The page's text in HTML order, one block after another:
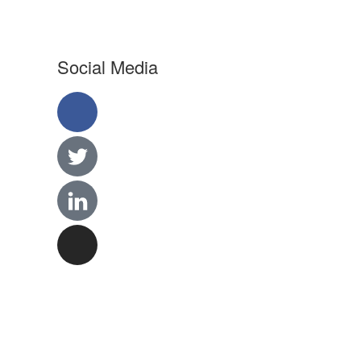
Social Media